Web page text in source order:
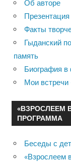
Об авторе
Факты
Гыданский
память
Биография в
Мои
«ВЗРОСЛЕЕМ
ПРОГРАММА
Беседы с
«Взрослеем